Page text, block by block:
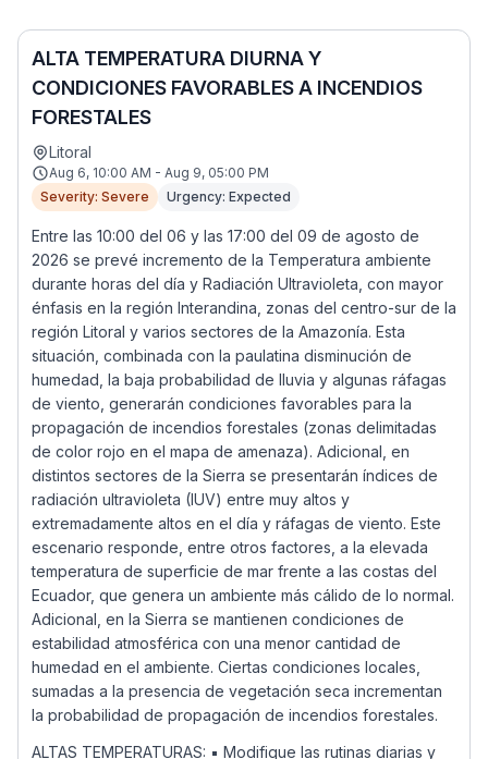
ALTA TEMPERATURA DIURNA Y
CONDICIONES FAVORABLES A INCENDIOS
FORESTALES
Litoral
Aug 6, 10:00 AM - Aug 9, 05:00 PM
Severity: Severe
Urgency: Expected
Entre las 10:00 del 06 y las 17:00 del 09 de agosto de
2026 se prevé incremento de la Temperatura ambiente
durante horas del día y Radiación Ultravioleta, con mayor
énfasis en la región Interandina, zonas del centro-sur de la
región Litoral y varios sectores de la Amazonía. Esta
situación, combinada con la paulatina disminución de
humedad, la baja probabilidad de lluvia y algunas ráfagas
de viento, generarán condiciones favorables para la
propagación de incendios forestales (zonas delimitadas
de color rojo en el mapa de amenaza). Adicional, en
distintos sectores de la Sierra se presentarán índices de
radiación ultravioleta (IUV) entre muy altos y
extremadamente altos en el día y ráfagas de viento. Este
escenario responde, entre otros factores, a la elevada
temperatura de superficie de mar frente a las costas del
Ecuador, que genera un ambiente más cálido de lo normal.
Adicional, en la Sierra se mantienen condiciones de
estabilidad atmosférica con una menor cantidad de
humedad en el ambiente. Ciertas condiciones locales,
sumadas a la presencia de vegetación seca incrementan
la probabilidad de propagación de incendios forestales.
ALTAS TEMPERATURAS: ▪ Modifique las rutinas diarias y